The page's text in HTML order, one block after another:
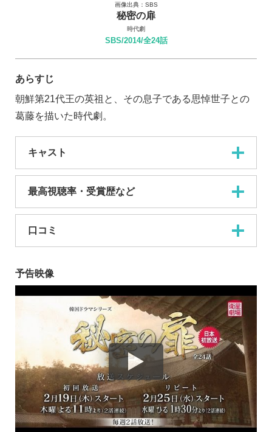
画像出典：SBS
秘密の扉
時代劇
SBS/2014/全24話
あらすじ
朝鮮第21代王の英祖と、その息子である思悼世子との
葛藤を描いた時代劇。
キャスト
最高視聴率・受賞歴など
口コミ
予告映像